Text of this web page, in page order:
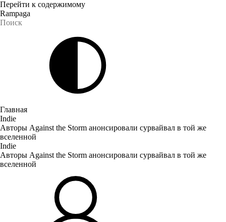
Перейти к содержимому
Rampaga
Главная
Indie
Авторы Against the Storm анонсировали сурвайвал в той же
вселенной
Indie
Авторы Against the Storm анонсировали сурвайвал в той же
вселенной